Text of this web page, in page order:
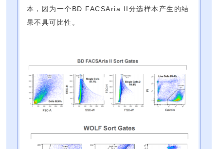
本，因为一个BD FACSAria II分选样本产生的结
果不具可比性。